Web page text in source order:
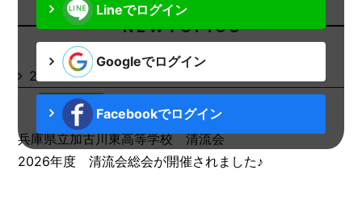
Lineでログイン
Googleでログイン
Facebookでログイン
N E W T O P I C S
2026.08.07
お知らせ
兵庫県立加古川東高等学校 清流会
2026年度 清流会総会が開催されました♪